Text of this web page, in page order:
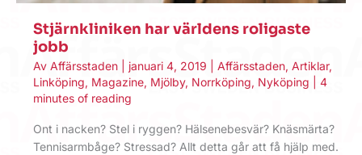
Stjärnkliniken har världens roligaste
jobb
Av Affärsstaden januari 4, 2019 Affärsstaden, Artiklar,
Linköping, Magazine, Mjölby, Norrköping, Nyköping
4
minutes of reading
Ont i nacken? Stel i ryggen? Hälsenebesvär? Knäsmärta?
Tennisarmbåge? Stressad? Allt detta går att få hjälp med.